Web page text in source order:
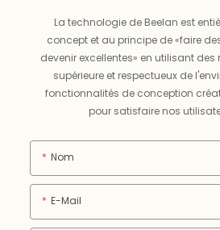
La technologie de Beelan est
concept et au principe de «faire
devenir excellentes» en utilisant
supérieure et respectueux de
fonctionnalités de conception
pour satisfaire nos
Nom
E-Mail